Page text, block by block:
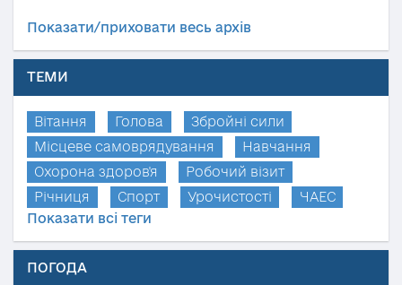
Показати/приховати весь архів
ТЕМИ
Вітання Голова
Збройні сили
Місцеве самоврядування
Навчання
Охорона здоров'я
Робочий візит
Річниця
Спорт Урочистості
ЧАЕС
Показати всі теги
ПОГОДА